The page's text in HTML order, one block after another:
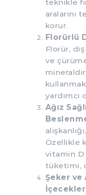
teknikle
aralarını
korur.
Florürlü
Florür,
ve
yardımcı
Ağız
Özellikle
vitamin D
tüketimi,
Şeker ve